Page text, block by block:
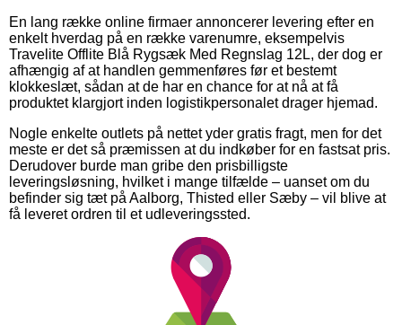
En lang række online firmaer annoncerer levering efter en
enkelt hverdag på en række varenumre, eksempelvis
Travelite Offlite Blå Rygsæk Med Regnslag 12L, der dog er
afhængig af at handlen gemmenføres før et bestemt
klokkeslæt, sådan at de har en chance for at nå at få
produktet klargjort inden logistikpersonalet drager hjemad.
Nogle enkelte outlets på nettet yder gratis fragt, men for det
meste er det så præmissen at du indkøber for en fastsat pris.
Derudover burde man gribe den prisbilligste
leveringsløsning, hvilket i mange tilfælde – uanset om du
befinder sig tæt på Aalborg, Thisted eller Sæby – vil blive at
få leveret ordren til et udleveringssted.